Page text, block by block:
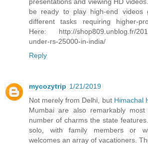
be ready to play high-end videos
different tasks requiring higher-
Here: http://shop809.unblog.fr/
under-rs-25000-in-india/
Reply
mycozytrip 1/21/2019
Not merely from Delhi, but Himachal
Mumbai are also remarkably
number of charms the state
solo, with family members or
welcomes an array of vacationers.